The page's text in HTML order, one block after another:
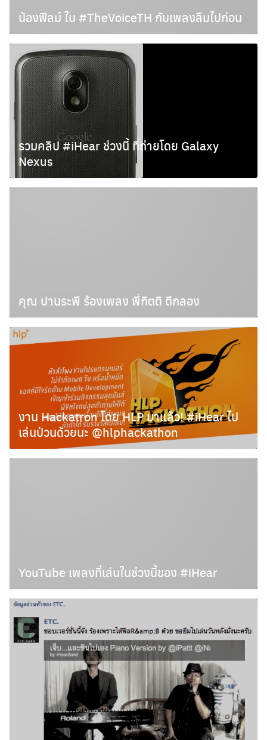
Search
น้องฟิลม์ ใน #TheVoiceTH กับเพลงลืมไปก่อน
กันยายน 10, 2012
รวมคลิป #iHear ช่วงนี้ ที่ถ่ายโดย Galaxy
Nexus
เมษายน 15, 2012
คุณ ปานระพี ร้องเพลง พี่กิตติ ตีกลอง
สิงหาคม 22, 2011
งาน Hackatron โดย HLP มาแล้ว! #iHear ไป
เล่นป่วนด้วยนะ @hlphackathon
มิถุนายน 28, 2011
YouTube เพลงที่เล่นในช่วงนี้ของ #iHear